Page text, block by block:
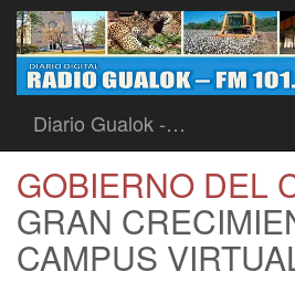
Diario Gualok -…
GOBIERNO DEL
GRAN
CAMPUS